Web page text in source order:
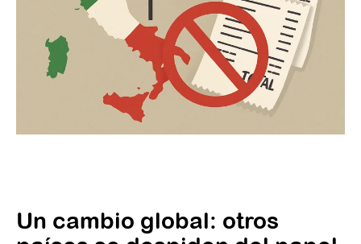
Un cambio global: otros